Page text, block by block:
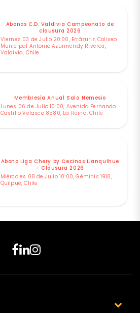
Abonos C.D. Valdivia Campeonato de
clausura 2026
Viernes 03 de Julio 20:00, Errázuriz, Coliseo
Municipal Antonio Azurmendy Riveros,
Valdivia, Chile
Membresía Anual Sala Nemesio
Lunes 06 de Julio 10:00, Avenida Fernando
Castillo Velasco 8580, La Reina, Chile
Abono Liga Chery by Cecinas Llanquihue
- Clausura 2026
Miércoles 08 de Julio 10:00, Géminis 1918,
Quilpué, Chile